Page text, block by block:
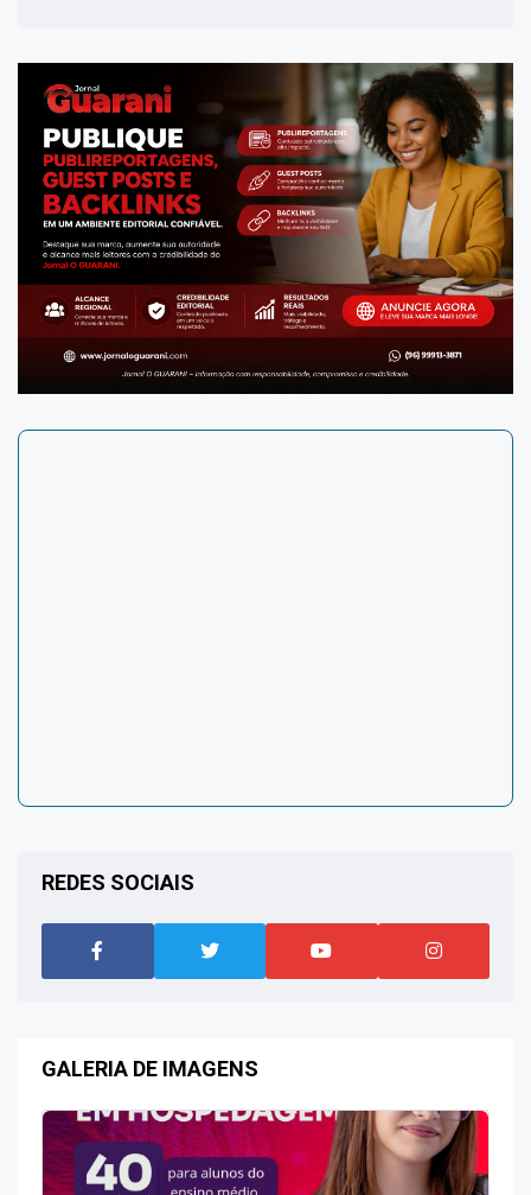
REDES SOCIAIS
GALERIA DE IMAGENS